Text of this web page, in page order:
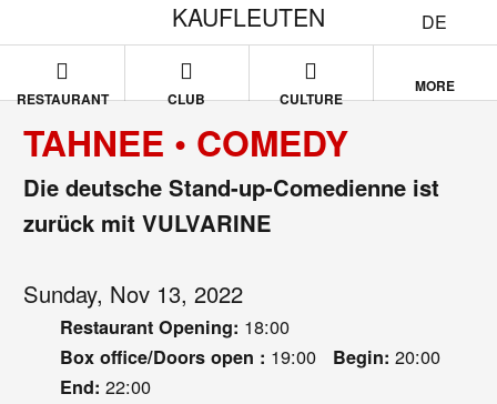
DE
KAUFLEUTEN
RESTAURANT CLUB CULTURE
MORE
TAHNEE • COMEDY
Die deutsche Stand-up-Comedienne ist
zurück mit VULVARINE
Sunday, Nov 13, 2022
Restaurant Opening: 18:00
Box office/Doors open : 19:00 Begin: 20:00
End: 22:00